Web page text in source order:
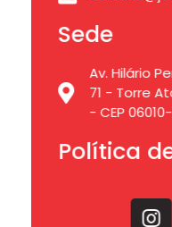
Sede
Av. Hilário
71 - Torre
- CEP
Política